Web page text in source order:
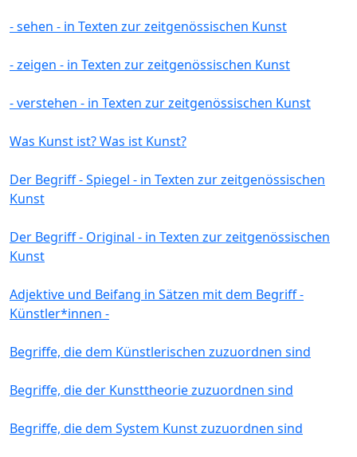
- sehen - in Texten zur zeitgenössischen Kunst
- zeigen - in Texten zur zeitgenössischen Kunst
- verstehen - in Texten zur zeitgenössischen Kunst
Was Kunst ist? Was ist Kunst?
Der Begriff - Spiegel - in Texten zur zeitgenössischen
Kunst
Der Begriff - Original - in Texten zur zeitgenössischen
Kunst
Adjektive und Beifang in Sätzen mit dem Begriff -
Künstler*innen -
Begriffe, die dem Künstlerischen zuzuordnen sind
Begriffe, die der Kunsttheorie zuzuordnen sind
Begriffe, die dem System Kunst zuzuordnen sind